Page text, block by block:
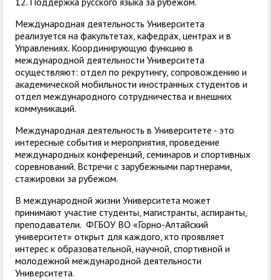
Международная деятельность Университета
реализуется на факультетах, кафедрах, центрах и в
Управлениях. Координирующую функцию в
международной деятельности Университета
осуществляют: отдел по рекрутингу, сопровождению и
академической мобильности иностранных студентов и
отдел международного сотрудничества и внешних
коммуникаций.
Международная деятельность в Университете - это
интересные события и мероприятия, проведение
международных конференций, семинаров и спортивных
соревнований. Встречи с зарубежными партнерами,
стажировки за рубежом.
В международной жизни Университета может
принимают участие студенты, магистранты, аспиранты,
преподаватели. ФГБОУ ВО «Горно-Алтайский
университет» открыт для каждого, кто проявляет
интерес к образовательной, научной, спортивной и
молодежной международной деятельности
Университета.